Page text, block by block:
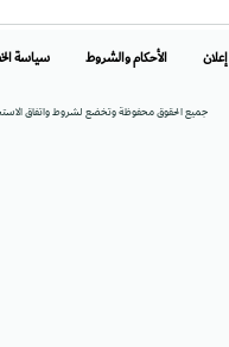
جميع الحقوق محفوظة وتخضع لشروط واتفاق
إعلان الأحكام والشروط سياسة